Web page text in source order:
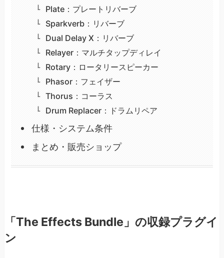
Plate：プレートリバーブ
Sparkverb：リバーブ
Dual Delay X：リバーブ
Relayer：マルチタップディレイ
Rotary：ロータリースピーカー
Phasor：フェイザー
Thorus：コーラス
Drum Replacer：ドラムリペア
仕様・システム条件
まとめ・販売ショップ
「The Effects Bundle」の収録プラグイ
ン